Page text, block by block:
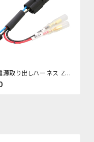
源取り出しハーネス Z9
フェ etc 【756-9000